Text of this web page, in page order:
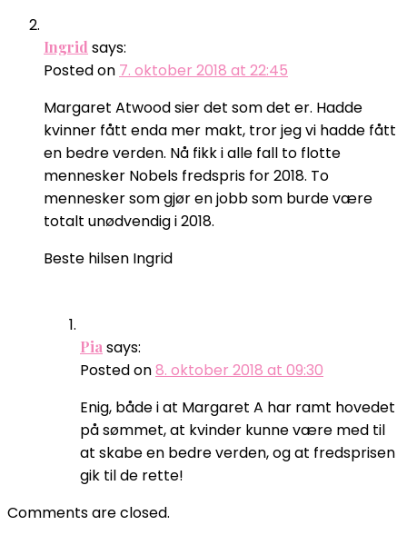
Ingrid says:
Posted on 7. oktober 2018 at 22:45
Margaret Atwood sier det som det er. Hadde
kvinner fått enda mer makt, tror jeg vi hadde fått
en bedre verden. Nå fikk i alle fall to flotte
mennesker Nobels fredspris for 2018. To
mennesker som gjør en jobb som burde være
totalt unødvendig i 2018.
Beste hilsen Ingrid
Piasays:
Posted on8. oktober 2018 at 09:30
Enig, både i at Margaret A har ramt hovedet
på sømmet, at kvinder kunne være med til
at skabe en bedre verden, og at fredsprisen
gik til de rette!
Comments are closed.